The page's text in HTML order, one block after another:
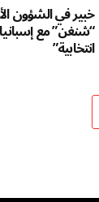
خبير في الشؤون
“شنغن” مع
انتخابية”